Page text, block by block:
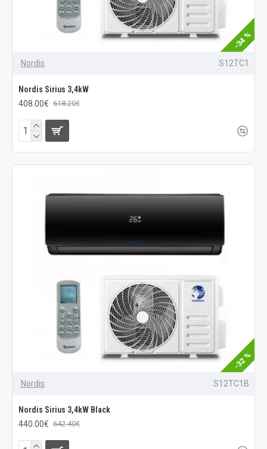
-34 %
Nordis S12TC1
Nordis Sirius 3,4kW
408.00€ 618.20€
-32 %
Nordis S12TC1B
Nordis Sirius 3,4kW Black
440.00€ 642.40€